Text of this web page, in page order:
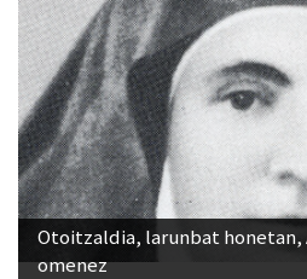
Otoitzaldia, larunbat honetan,
omenez